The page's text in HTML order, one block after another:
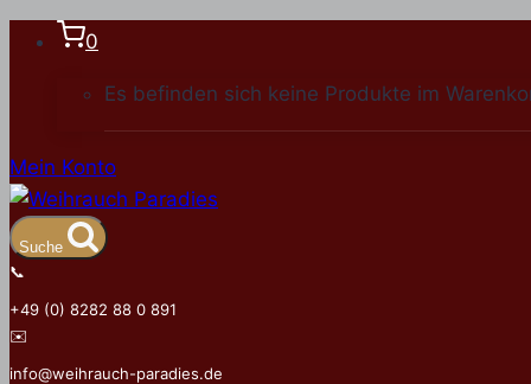
Zum
springen
0
Es befinden sich keine Produkte im
Mein Konto
Suche
📞
+49 (0) 8282 88 0 891
✉️
info@weihrauch-paradies.de